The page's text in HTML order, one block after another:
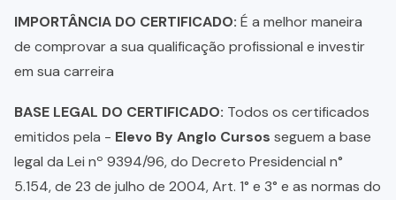
IMPORTÂNCIA DO CERTIFICADO: É a melhor maneira
de comprovar a sua qualificação profissional e investir
em sua carreira
BASE LEGAL DO CERTIFICADO: Todos os certificados
emitidos pela - Elevo By Anglo Cursos seguem a base
legal da Lei nº 9394/96, do Decreto Presidencial n°
5.154, de 23 de julho de 2004, Art. 1° e 3° e as normas do